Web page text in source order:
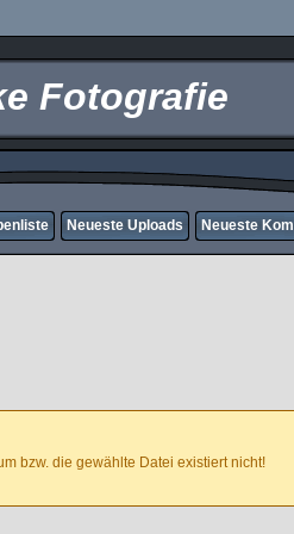
Fotografie
Neueste Uploads Neueste
bzw. die gewählte Datei existiert nicht!